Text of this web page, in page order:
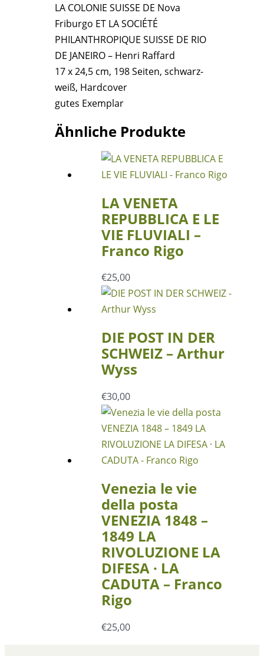
SOCIÉTÉ
PHILANTHROPIQUE
SUISSE
DE
RIO
DE
JANEIRO
-
Henri
Menge
LA COLONIE SUISSE DE Nova
Friburgo ET LA SOCIÉTÉ
PHILANTHROPIQUE SUISSE DE RIO
DE JANEIRO – Henri Raffard
17 x 24,5 cm, 198 Seiten, schwarz-
weiß, Hardcover
gutes Exemplar
Ähnliche Produkte
LA VENETA
REPUBBLICA E LE
VIE FLUVIALI –
Franco Rigo
€25,00
DIE POST IN DER
SCHWEIZ – Arthur
Wyss
€30,00
Venezia le vie
della posta
VENEZIA 1848 –
1849 LA
RIVOLUZIONE LA
DIFESA · LA
CADUTA – Franco
Rigo
€25,00